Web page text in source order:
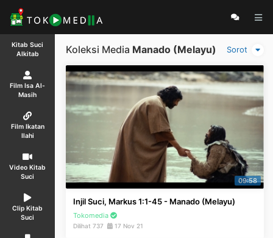
Kitab Suci
Alkitab
Film Isa Al-
Masih
Film Ikatan
Ilahi
Video Kitab
Suci
Clip Kitab
Suci
Sorot
Koleksi Media Manado (Melayu)
09:58
Injil Suci, Markus 1:1-45 - Manado (Melayu)
Tokomedia
Dilihat 737 17 Nov 21